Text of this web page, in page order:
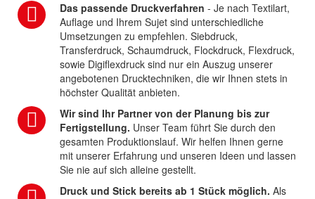
Das passende Druckverfahren - Je nach Textilart,
Auflage und Ihrem Sujet sind unterschiedliche
Umsetzungen zu empfehlen. Siebdruck,
Transferdruck, Schaumdruck, Flockdruck, Flexdruck,
sowie Digiflexdruck sind nur ein Auszug unserer
angebotenen Drucktechniken, die wir Ihnen stets in
höchster Qualität anbieten.
Wir sind Ihr Partner von der Planung bis zur
Fertigstellung. Unser Team führt Sie durch den
gesamten Produktionslauf. Wir helfen Ihnen gerne
mit unserer Erfahrung und unseren Ideen und lassen
Sie nie auf sich alleine gestellt.
Druck und Stick bereits ab 1 Stück möglich. Als